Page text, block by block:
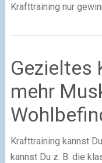
Krafttraining nur
Gezieltes
mehr
Krafttraining kannst
kannst Du z. B. die